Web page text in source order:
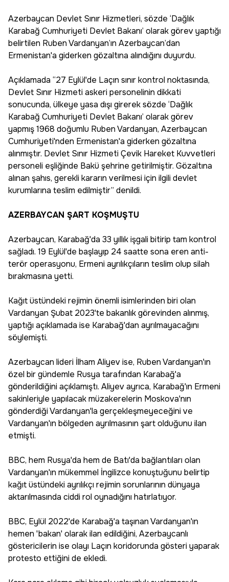
Azerbaycan Devlet Sınır Hizmetleri, sözde ‘Dağlık
Karabağ Cumhuriyeti Devlet Bakanı’ olarak görev yaptığı
belirtilen Ruben Vardanyan’ın Azerbaycan’dan
Ermenistan'a giderken gözaltına alındığını duyurdu.
Açıklamada “27 Eylül'de Laçın sınır kontrol noktasında,
Devlet Sınır Hizmeti askeri personelinin dikkati
sonucunda, ülkeye yasa dışı girerek sözde ‘Dağlık
Karabağ Cumhuriyeti Devlet Bakanı’ olarak görev
yapmış 1968 doğumlu Ruben Vardanyan, Azerbaycan
Cumhuriyeti'nden Ermenistan'a giderken gözaltına
alınmıştır. Devlet Sınır Hizmeti Çevik Hareket Kuvvetleri
personeli eşliğinde Bakü şehrine getirilmiştir. Gözaltına
alınan şahıs, gerekli kararın verilmesi için ilgili devlet
kurumlarına teslim edilmiştir” denildi.
AZERBAYCAN ŞART KOŞMUŞTU
Azerbaycan, Karabağ'da 33 yıllık işgali bitirip tam kontrol
sağladı. 19 Eylül'de başlayıp 24 saatte sona eren anti-
terör operasyonu, Ermeni ayrılıkçıların teslim olup silah
bırakmasına yetti.
Kağıt üstündeki rejimin önemli isimlerinden biri olan
Vardanyan Şubat 2023'te bakanlık görevinden alınmış,
yaptığı açıklamada ise Karabağ'dan ayrılmayacağını
söylemişti.
Azerbaycan lideri İlham Aliyev ise, Ruben Vardanyan'ın
özel bir gündemle Rusya tarafından Karabağ'a
gönderildiğini açıklamıştı. Aliyev ayrıca, Karabağ'ın Ermeni
sakinleriyle yapılacak müzakerelerin Moskova'nın
gönderdiği Vardanyan'la gerçekleşmeyeceğini ve
Vardanyan'ın bölgeden ayrılmasının şart olduğunu ilan
etmişti.
BBC, hem Rusya'da hem de Batı'da bağlantıları olan
Vardanyan'ın mükemmel İngilizce konuştuğunu belirtip
kağıt üstündeki ayrılıkçı rejimin sorunlarının dünyaya
aktarılmasında ciddi rol oynadığını hatırlatıyor.
BBC, Eylül 2022'de Karabağ'a taşınan Vardanyan'ın
hemen 'bakan' olarak ilan edildiğini, Azerbaycanlı
göstericilerin ise olayı Laçın koridorunda gösteri yaparak
protesto ettiğini de ekledi.